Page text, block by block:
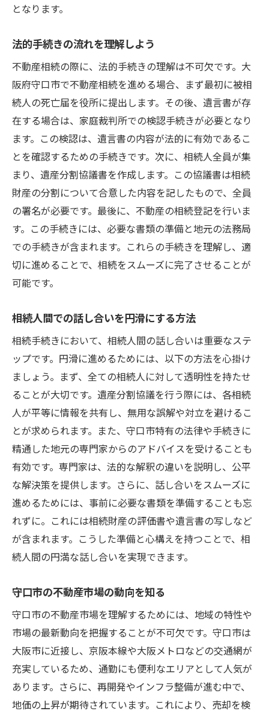
適切な時期を見極めた売却戦略
地域密着型の視点で考える守口市における不動
産相続
地域に根ざした不動産戦略とは
守口市の社会的背景と不動産市場との関係
地域コミュニティと連携した不動産活用
地元の情報を活かした相続計画
地域特性を最大限に活用した価値創出
守口市ならではの不動産活用事例
交通利便性が高い守口市で不動産相続を有利に
進める秘訣
交通アクセスを魅力に変える売却戦略
守口市の公共交通機関と不動産価値の関係
移動のしやすさを強調した買い手へのアプ
交通の要所としての守口市の活用
不動産価値を高めるための交通分析
成功する不動産相続売却のための守口市特有の
戦略
守口市の不動産市場を知り尽くすための方
法
競争力を持たせるための売却準備
守口市の季節的な市場変動を考慮に入れる
ポテンシャルを引き出すための現地調査
地域特有の課題を乗り越えるための戦略
成功事例から学ぶ守口市の売却戦術
市ガイド
市場調査から始める納得の売却計画
守口市の買い手ニーズを理解する
効果的な物件プロモーションの技法
売却後の手続きとその注意点
地域特性を活かした売却後のフォローアッ
プ
となります。
法的手続きの流れを理解しよう
不動産相続の際に、法的手続きの理解は不可欠です。大
阪府守口市で不動産相続を進める場合、まず最初に被相
続人の死亡届を役所に提出します。その後、遺言書が存
在する場合は、家庭裁判所での検認手続きが必要となり
ます。この検認は、遺言書の内容が法的に有効であるこ
とを確認するための手続きです。次に、相続人全員が集
まり、遺産分割協議書を作成します。この協議書は相続
財産の分割について合意した内容を記したもので、全員
の署名が必要です。最後に、不動産の相続登記を行いま
す。この手続きには、必要な書類の準備と地元の法務局
での手続きが含まれます。これらの手続きを理解し、適
切に進めることで、相続をスムーズに完了させることが
可能です。
相続人間での話し合いを円滑にする方法
相続手続きにおいて、相続人間の話し合いは重要なステ
ップです。円滑に進めるためには、以下の方法を心掛け
ましょう。まず、全ての相続人に対して透明性を持たせ
ることが大切です。遺産分割協議を行う際には、各相続
人が平等に情報を共有し、無用な誤解や対立を避けるこ
とが求められます。また、守口市特有の法律や手続きに
精通した地元の専門家からのアドバイスを受けることも
有効です。専門家は、法的な解釈の違いを説明し、公平
な解決策を提供します。さらに、話し合いをスムーズに
進めるためには、事前に必要な書類を準備することも忘
れずに。これには相続財産の評価書や遺言書の写しなど
が含まれます。こうした準備と心構えを持つことで、相
続人間の円満な話し合いを実現できます。
守口市の不動産市場の動向を知る
守口市の不動産市場を理解するためには、地域の特性や
市場の最新動向を把握することが不可欠です。守口市は
大阪市に近接し、京阪本線や大阪メトロなどの交通網が
充実しているため、通勤にも便利なエリアとして人気が
あります。さらに、再開発やインフラ整備が進む中で、
地価の上昇が期待されています。これにより、売却を検